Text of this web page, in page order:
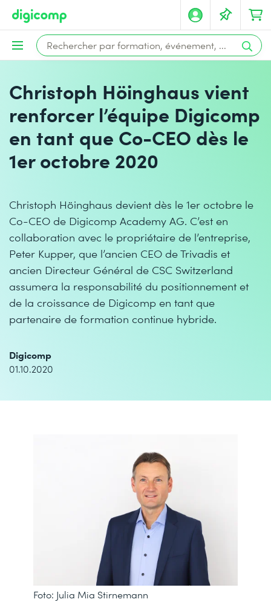
Christoph Höinghaus vient
renforcer l’équipe Digicomp
en tant que Co-CEO dès le
1er octobre 2020
Christoph Höinghaus devient dès le 1er octobre le
Co-CEO de Digicomp Academy AG. C’est en
collaboration avec le propriétaire de l’entreprise,
Peter Kupper, que l’ancien CEO de Trivadis et
ancien Directeur Général de CSC Switzerland
assumera la responsabilité du positionnement et
de la croissance de Digicomp en tant que
partenaire de formation continue hybride.
Digicomp
01.10.2020
Foto: Julia Mia Stirnemann